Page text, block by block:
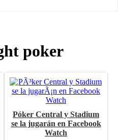
poker
Póker Central y Stadium
se la jugarán en Facebook
Watch